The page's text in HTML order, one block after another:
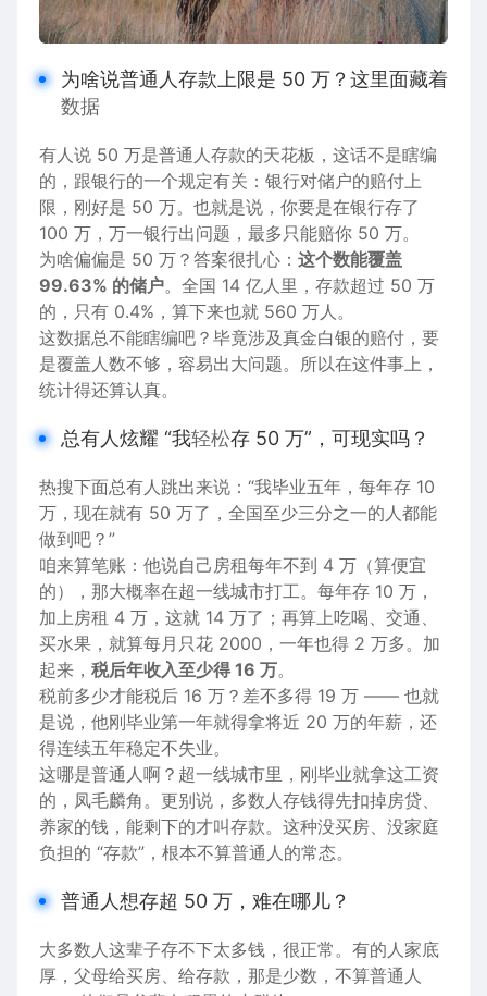
为啥说普通人存款上限是 50 万？这里面藏着
数据
有人说 50 万是普通人存款的天花板，这话不是瞎编
的，跟银行的一个规定有关：银行对储户的赔付上
限，刚好是 50 万。也就是说，你要是在银行存了
100 万，万一银行出问题 ，最多只能赔你 50 万。
为啥偏偏是 50 万？答案很扎心： 这个数能覆盖
99.63% 的储户。全国 14 亿人里，存款超过 50 万
的，只有 0.4%，算下来也就 560 万人。
这数据总不能瞎编吧？毕竟涉及真金白银的赔付，要
是覆盖人数不够，容易出大问题。所以在这件事上，
统计得还算认真。
总有人炫耀 “我轻松存 50 万”，可现实吗？
热搜下面总有人跳出来说：“我毕业五年，每年存 10
万，现在就有 50 万了，全国至少三分之一的人都能
做到吧？”
咱来算笔账：他说自己房租每年不到 4 万（算便宜
的），那大概率在超一线城市打工。每年存 10 万，
加上房租 4 万，这就 14 万了；再算上吃喝、 交通 、
买水果 ，就算每月只花 2000，一年也得 2 万多。加
起来， 税后年收入至少得 16 万。
税前多少才能税后 16 万？差不多得 19 万 —— 也就
是说，他刚毕业第一年就得拿将近 20 万的年薪，还
得连续五年稳定不失业。
这哪是普通人啊？超一线城市里，刚毕业就拿这工资
的，凤毛麟角。更别说，多数人存钱得先扣掉房贷、
养家的钱，能剩下的才叫存款。这种没买房、没家庭
负担的 “存款”，根本不算普通人的常态。
普通人想存超 50 万，难在哪儿？
大多数人这辈子存不下太多钱，很正常。有的人家底
厚，父母给买房、给存款，那是少数，不算普通人